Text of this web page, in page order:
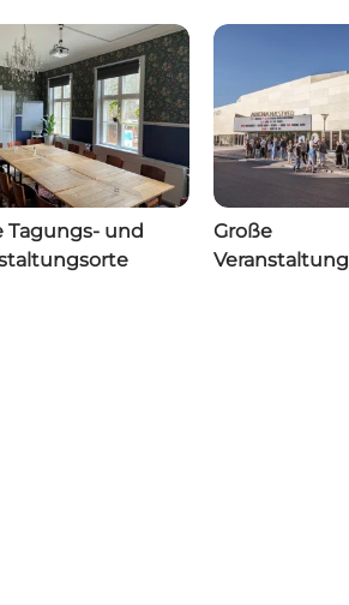
Tagungs- und
Große